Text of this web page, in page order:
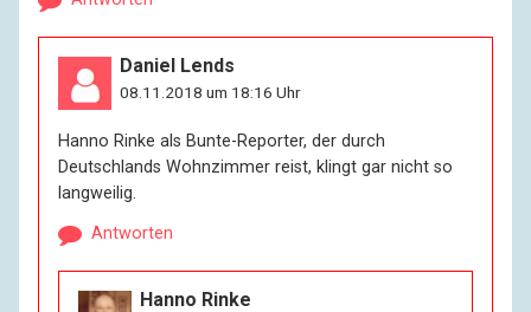
Daniel Lends
08.11.2018 um 18:16 Uhr
Hanno Rinke als Bunte-Reporter, der durch
Deutschlands Wohnzimmer reist, klingt gar nicht so
langweilig.
Antworten
Hanno Rinke